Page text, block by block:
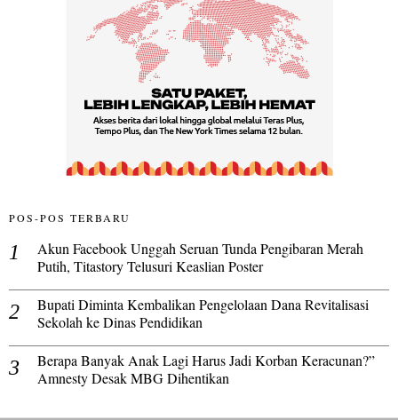
POS-POS TERBARU
Akun Facebook Unggah Seruan Tunda Pengibaran Merah
Putih, Titastory Telusuri Keaslian Poster
Bupati Diminta Kembalikan Pengelolaan Dana Revitalisasi
Sekolah ke Dinas Pendidikan
Berapa Banyak Anak Lagi Harus Jadi Korban Keracunan?”
Amnesty Desak MBG Dihentikan